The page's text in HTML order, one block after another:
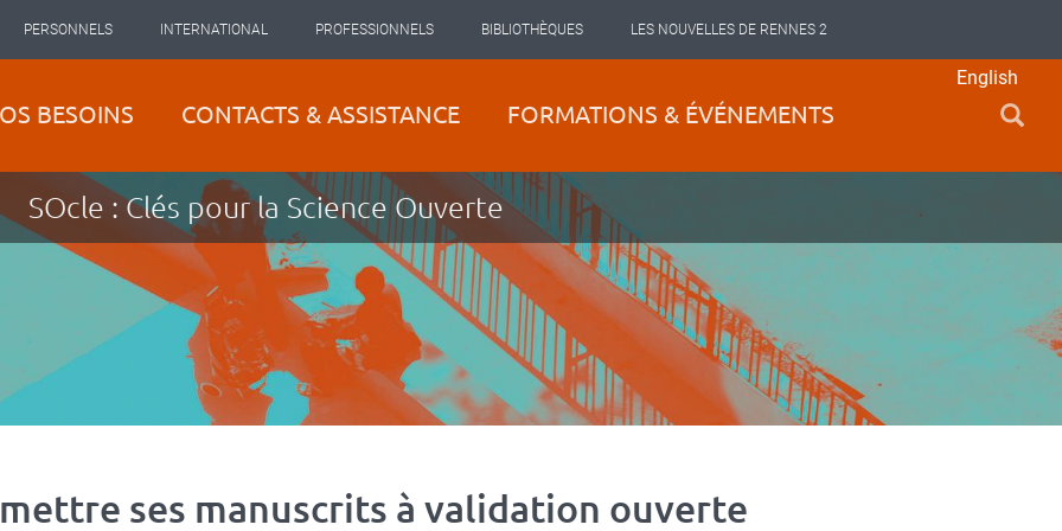
PERSONNELS INTERNATIONAL PROFESSIONNELS BIBLIOTHÈQUES LES NOUVELLES DE RENNES 2
English
BESOINS CONTACTS & ASSISTANCE FORMATIONS & ÉVÉNEMENTS
SOcle : Clés pour la Science Ouverte
ses manuscrits à validation ouverte